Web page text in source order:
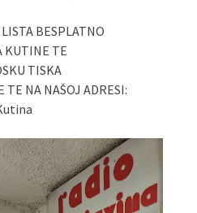
BESPLATNO
KUTINE TE
TISKA
TE NA NAŠOJ ADRESI: